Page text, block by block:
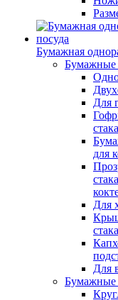
Бумажная
Бумажные
Для
для
Для
Для
Бумажные